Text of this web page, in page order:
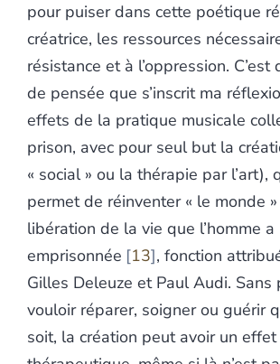
pour puiser dans cette poétique
créatrice, les ressources
résistance et à l’oppression. C’est
de pensée que s’inscrit ma
effets de la pratique musicale
prison, avec pour seul but la
« social » ou la thérapie par l’art),
permet de réinventer « le monde
libération de la vie que l’homme a
emprisonnée 13 , fonction
Gilles Deleuze et Paul Audi. Sans
vouloir réparer, soigner ou guérir
soit, la création peut avoir un effet